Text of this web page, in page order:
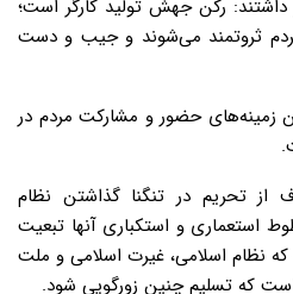
داشتند: رکن جهش تولید کارگر است؛
ثروتمند می‌شوند و جیب و دست
زمینه‌های حضور و مشارکت مردم در
از تحریم در تنگنا گذاشتن نظام
استعماری و استکباری آنها تبعیت
نظام اسلامی، غیرت اسلامی و ملت
که تسلیم چنین زورگویی شود.